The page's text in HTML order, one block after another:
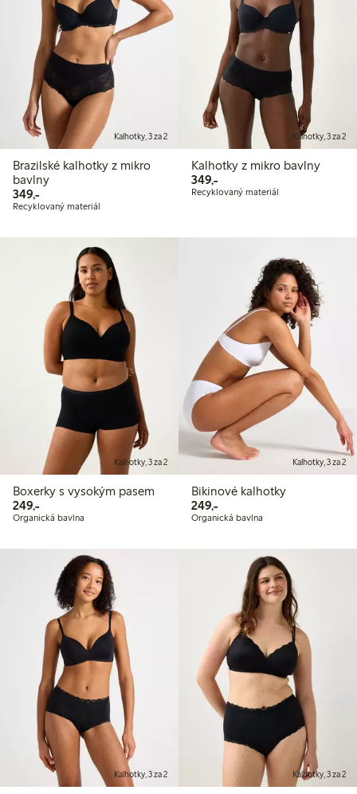
Kalhotky, 3 za 2
Brazilské kalhotky z mikro
bavlny
349,-349,00 Kč
Recyklovaný materiál
Kalhotky, 3 za 2
Kalhotky z mikro bavlny
349,-349,00 Kč
Recyklovaný materiál
Kalhotky, 3 za 2
Boxerky s vysokým pasem
249,-249,00 Kč
Organická bavlna
Kalhotky, 3 za 2
Bikinové kalhotky
249,-249,00 Kč
Organická bavlna
Kalhotky, 3 za 2 Kalhotky, 3 za 2